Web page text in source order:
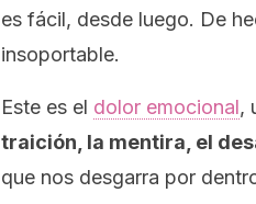
es fácil, desde luego. De
insoportable.
Este es el dolor emocional,
traición, la mentira, el
que nos desgarra por